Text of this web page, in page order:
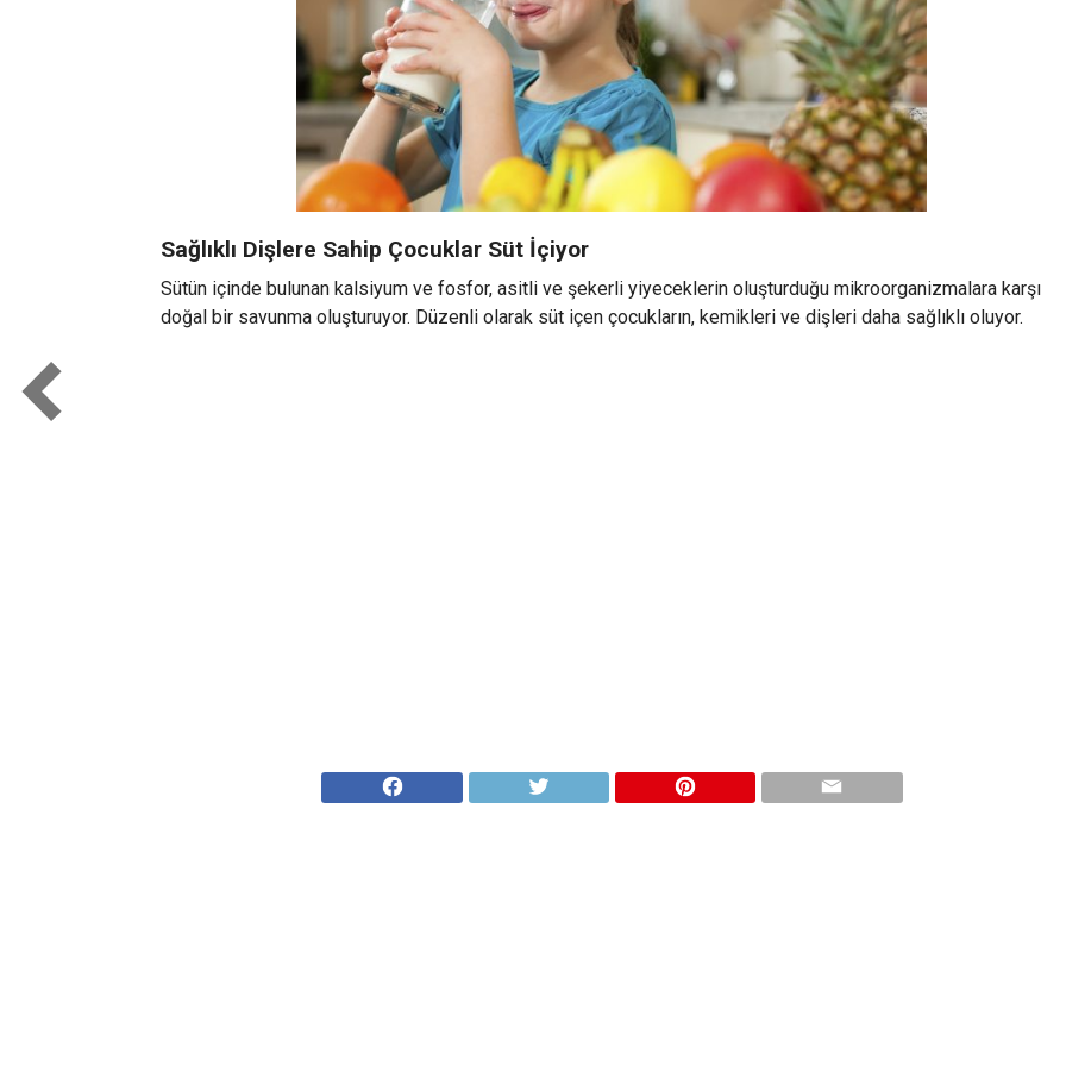
Sağlıklı Dişlere Sahip Çocuklar Süt İçiyor
Sütün içinde bulunan kalsiyum ve fosfor, asitli ve şekerli yiyeceklerin oluşturduğu mikroorganizmalara karşı
doğal bir savunma oluşturuyor. Düzenli olarak süt içen çocukların, kemikleri ve dişleri daha sağlıklı oluyor.